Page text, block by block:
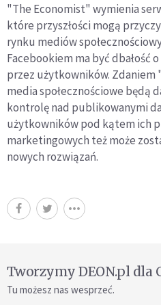
"The Economist" wymienia
które przyszłości mogą
rynku mediów
Facebookiem ma być dbałość
przez użytkowników. Zdaniem
media społecznościowe będą
kontrolę nad publikowanymi
użytkowników pod kątem ich
marketingowych też może
nowych rozwiązań.
Tworzymy DEON.pl dla
Tu możesz nas wesprzeć.